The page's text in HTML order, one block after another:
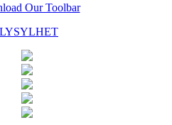
Our Toolbar